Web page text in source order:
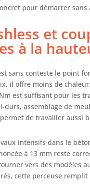
même
pour démarrer
et
à la
sans conteste le point
il offre moins de
est suffisant pour les
durs, assemblage de
de travailler aussi
intensifs dans le
à 13 mm reste
vers des modèles
cette perceuse